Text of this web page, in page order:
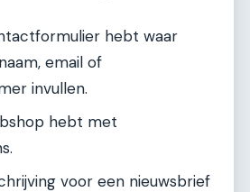
hebt waar
email of
invullen.
hebt met
voor een nieuwsbrief